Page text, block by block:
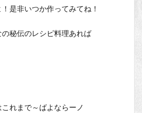
是非いつか作ってみてね！
秘伝のレシピ料理あれば
れまで～ばよならーノ